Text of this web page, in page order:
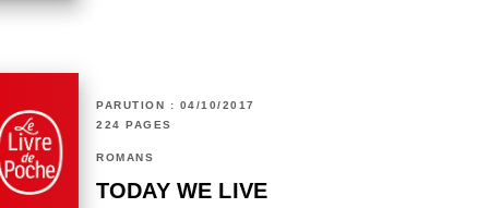
PARUTION : 04/10/2017
224 PAGES
ROMANS
TODAY WE LIVE